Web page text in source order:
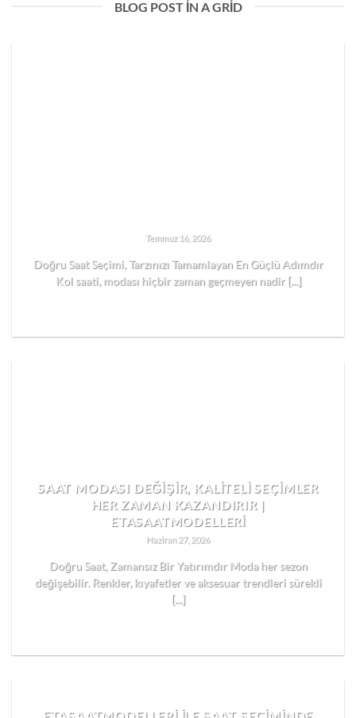
BLOG POST IN A GRID
Temmuz 16, 2026
Doğru Saat Seçimi, Tarzınızı Tamamlayan En Güçlü Adımdır
Kol saati, modası hiçbir zaman geçmeyen nadir [...]
SAAT MODASI DEĞIŞIR, KALITELI SEÇIMLER
HER ZAMAN KAZANDIRIR |
ETASAATMODELLERI
Haziran 27, 2026
Doğru Saat, Zamansız Bir Yatırımdır Moda her sezon
değişebilir. Renkler, kıyafetler ve aksesuar trendleri sürekli
[...]